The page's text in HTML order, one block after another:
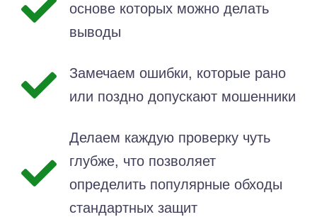
основе которых можно делать
выводы
Замечаем ошибки, которые рано
или поздно допускают мошенники
Делаем каждую проверку чуть
глубже, что позволяет
определить популярные обходы
стандартных защит